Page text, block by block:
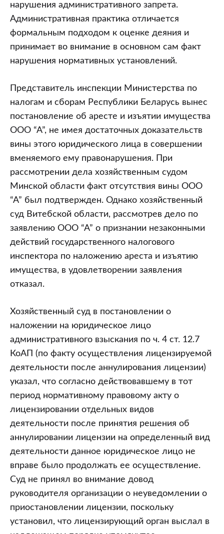
нарушения административного запрета.
Административная практика отличается
формальным подходом к оценке деяния и
принимает во внимание в основном сам факт
нарушения нормативных установлений.
Представитель инспекции Министерства по
налогам и сборам Республики Беларусь вынес
постановление об аресте и изъятии имущества
ООО “А”, не имея достаточных доказательств
вины этого юридического лица в совершении
вменяемого ему правонарушения. При
рассмотрении дела хозяйственным судом
Минской области факт отсутствия вины ООО
“А” был подтвержден. Однако хозяйственный
суд Витебской области, рассмотрев дело по
заявлению ООО “А” о признании незаконными
действий государственного налогового
инспектора по наложению ареста и изъятию
имущества, в удовлетворении заявления
отказал.
Хозяйственный суд в постановлении о
наложении на юридическое лицо
административного взыскания по ч. 4 ст. 12.7
КоАП (по факту осуществления лицензируемой
деятельности после аннулирования лицензии)
указал, что согласно действовавшему в тот
период нормативному правовому акту о
лицензировании отдельных видов
деятельности после принятия решения об
аннулировании лицензии на определенный вид
деятельности данное юридическое лицо не
вправе было продолжать ее осуществление.
Суд не принял во внимание довод
руководителя организации о неуведомлении о
приостановлении лицензии, поскольку
установил, что лицензирующий орган выслал в